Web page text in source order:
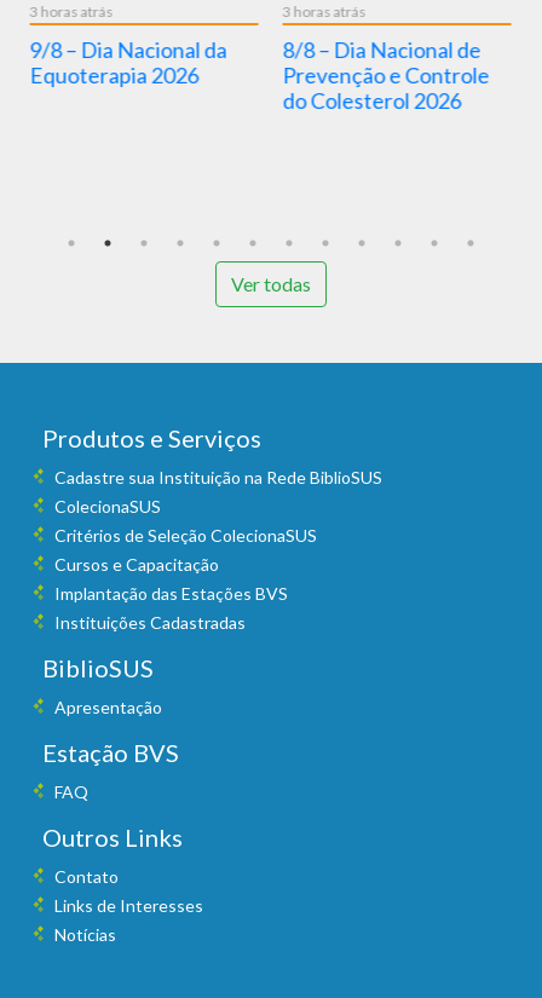
3 horas atrás
9/8 – Dia Nacional da
Equoterapia 2026
3 horas atrás
8/8 – Dia Nacional de
Prevenção e Controle
do Colesterol 2026
Ver todas
Produtos e Serviços
Cadastre sua Instituição na Rede BiblioSUS
ColecionaSUS
Critérios de Seleção ColecionaSUS
Cursos e Capacitação
Implantação das Estações BVS
Instituições Cadastradas
BiblioSUS
Apresentação
Estação BVS
FAQ
Outros Links
Contato
Links de Interesses
Notícias